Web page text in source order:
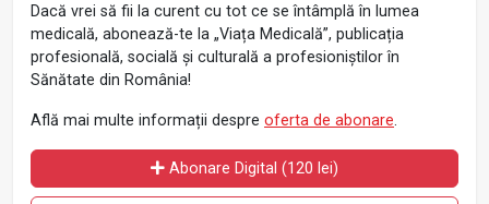
Dacă vrei să fii la curent cu tot ce se întâmplă în lumea
medicală, abonează-te la „Viața Medicală”, publicația
profesională, socială și culturală a profesioniștilor în
Sănătate din România!
Află mai multe informații despre oferta de abonare.
Abonare Digital (120 lei)